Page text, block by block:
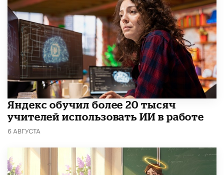
​Яндекс обучил более 20 тысяч
учителей использовать ИИ в работе
6 АВГУСТА